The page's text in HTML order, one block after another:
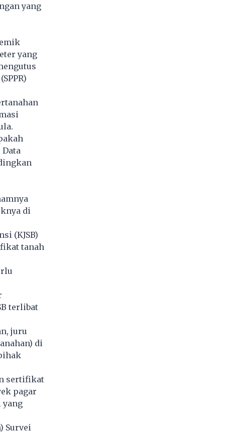
yang
yang
di
(KJSB)
tanah
terlibat
juru
di
sertifikat
pagar
yang
Survei